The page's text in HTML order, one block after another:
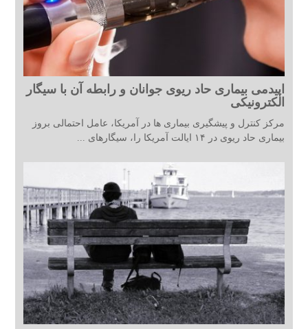
اپیدمی بیماری حاد ریوی جوانان و رابطه آن با سیگار
الکترونیکی
مرکز کنترل و پیشگیری بیماری ها در آمریکا، عامل احتمالی بروز
بیماری حاد ریوی در ۱۴ ایالت آمریکا را، سیگارهای ...